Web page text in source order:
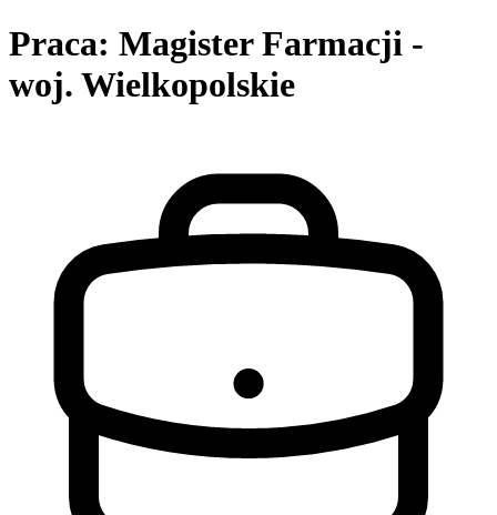
Praca: Magister Farmacji -
woj. Wielkopolskie